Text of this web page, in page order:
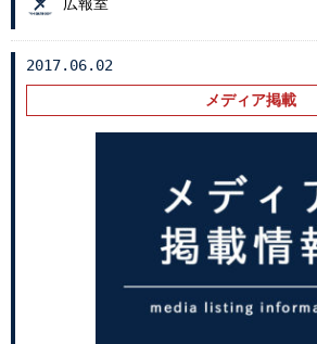
広報室
2017.06.02
メディア掲載